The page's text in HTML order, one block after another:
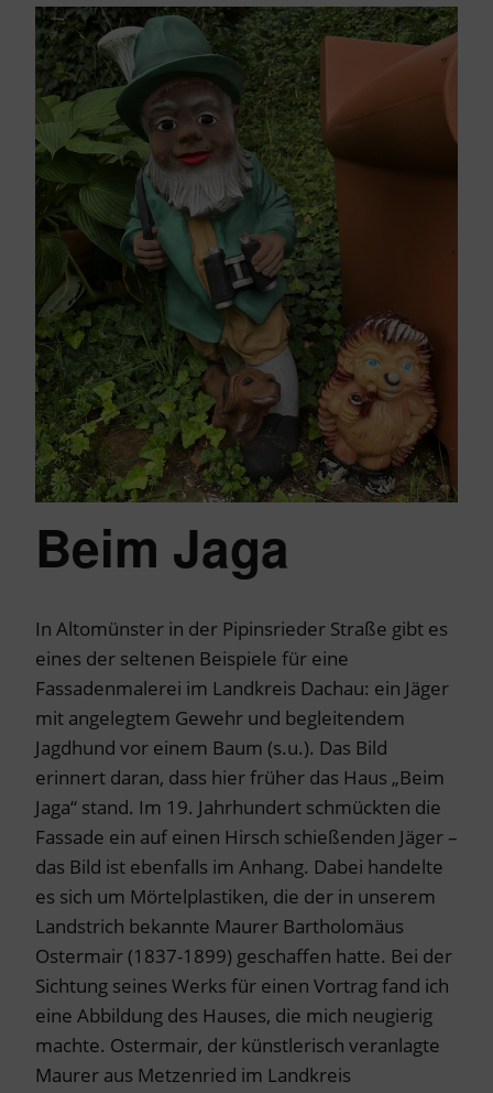
Beim Jaga
In Altomünster in der Pipinsrieder Straße gibt es
eines der seltenen Beispiele für eine
Fassadenmalerei im Landkreis Dachau: ein Jäger
mit angelegtem Gewehr und begleitendem
Jagdhund vor einem Baum (s.u.). Das Bild
erinnert daran, dass hier früher das Haus „Beim
Jaga“ stand. Im 19. Jahrhundert schmückten die
Fassade ein auf einen Hirsch schießenden Jäger –
das Bild ist ebenfalls im Anhang. Dabei handelte
es sich um Mörtelplastiken, die der in unserem
Landstrich bekannte Maurer Bartholomäus
Ostermair (1837-1899) geschaffen hatte. Bei der
Sichtung seines Werks für einen Vortrag fand ich
eine Abbildung des Hauses, die mich neugierig
machte. Ostermair, der künstlerisch veranlagte
Maurer aus Metzenried im Landkreis